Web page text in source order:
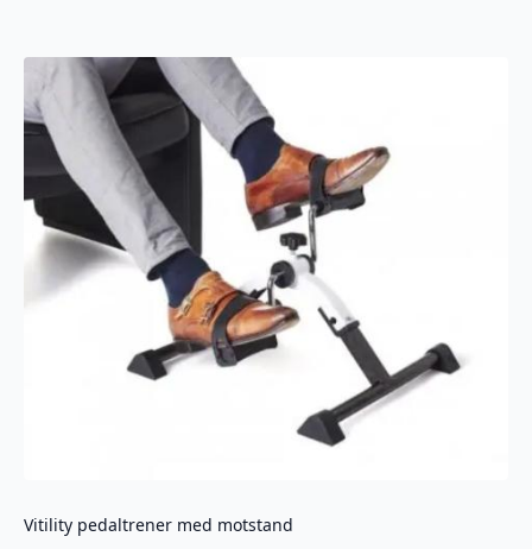
Vitility pedaltrener med motstand